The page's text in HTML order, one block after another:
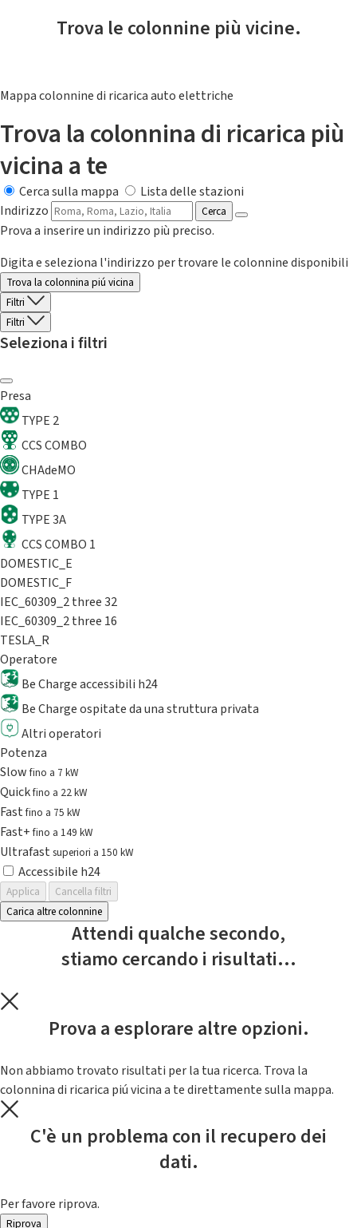
Trova le colonnine più vicine.
Mappa colonnine di ricarica auto elettriche
Trova la colonnina di ricarica più
vicina a te
Cerca sulla mappa
Lista delle stazioni
Indirizzo
Cerca
Prova a inserire un indirizzo più preciso.
Digita e seleziona l'indirizzo per trovare le colonnine disponibili
Trova la colonnina piú vicina
Filtri
Filtri
Seleziona i filtri
Presa
TYPE 2
CCS COMBO
CHAdeMO
TYPE 1
TYPE 3A
CCS COMBO 1
DOMESTIC_E
DOMESTIC_F
IEC_60309_2 three 32
IEC_60309_2 three 16
TESLA_R
Operatore
Be Charge accessibili h24
Be Charge ospitate da una struttura privata
Altri operatori
Potenza
Slowfino a 7 kW
Quickfino a 22 kW
Fastfino a 75 kW
Fast+fino a 149 kW
Ultrafast superiori a 150 kW
Accessibile h24
Applica
Cancella filtri
Carica altre colonnine
Attendi qualche secondo,
stiamo cercando i risultati...
Prova a esplorare altre opzioni.
Non abbiamo trovato risultati per la tua ricerca. Trova la
colonnina di ricarica piú vicina a te direttamente sulla mappa.
C'è un problema con il recupero dei
dati.
Per favore riprova.
Riprova